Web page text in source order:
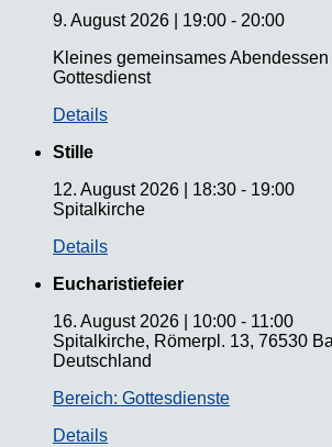
9. August 2026
19:00 - 20:00
Kleines gemeinsames
Gottesdienst
Details
Stille
12. August 2026
18:30 - 19:00
Spitalkirche
Details
Eucharistiefeier
16. August 2026
10:00 - 11:00
Spitalkirche, Römerpl. 13, 76530
Deutschland
Bereich: Gottesdienste
Details